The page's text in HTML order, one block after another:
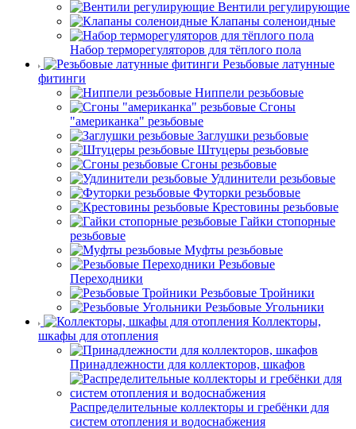
Вентили регулирующие
Клапаны соленоидные
Набор терморегуляторов для тёплого пола
Резьбовые латунные
фитинги
Ниппели резьбовые
Сгоны
"американка" резьбовые
Заглушки резьбовые
Штуцеры резьбовые
Сгоны резьбовые
Удлинители резьбовые
Футорки резьбовые
Крестовины резьбовые
Гайки стопорные
резьбовые
Муфты резьбовые
Резьбовые
Переходники
Резьбовые Тройники
Резьбовые Угольники
Коллекторы,
шкафы для отопления
Принадлежности для коллекторов, шкафов
Распределительные коллекторы и гребёнки для
систем отопления и водоснабжения